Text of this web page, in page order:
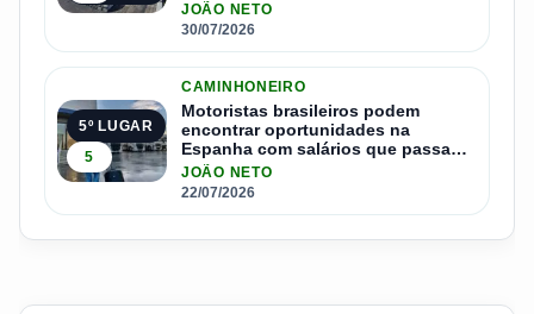
JOÃO NETO
30/07/2026
5º LUGAR
5
CAMINHONEIRO
Motoristas brasileiros podem
encontrar oportunidades na
Espanha com salários que passam
de R$ 17 mil por mês
JOÃO NETO
22/07/2026